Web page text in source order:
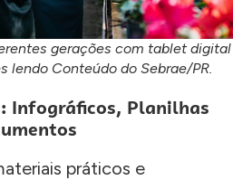
gerações com tablet digital
lendo Conteúdo do Sebrae/PR.
Infográficos, Planilhas
práticos e